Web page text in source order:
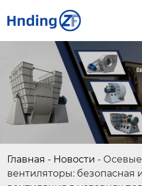
Главная - Новости -
вентиляторы: безопасная